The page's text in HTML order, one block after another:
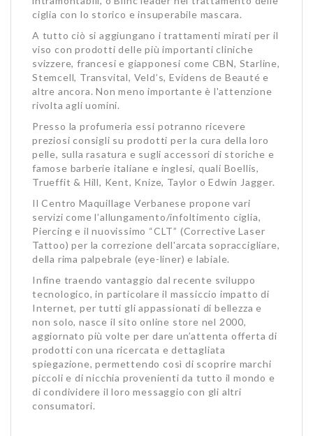
ciglia con lo storico e insuperabile mascara.
A tutto ciò si aggiungano i trattamenti mirati per il
viso con prodotti delle più importanti cliniche
svizzere, francesi e giapponesi come CBN, Starline,
Stemcell, Transvital, Veld’s, Evidens de Beauté e
altre ancora. Non meno importante è l'attenzione
rivolta agli uomini.
Presso la profumeria essi potranno ricevere
preziosi consigli su prodotti per la cura della loro
pelle, sulla rasatura e sugli accessori di storiche e
famose barberie italiane e inglesi, quali Boellis,
Trueffit & Hill, Kent, Knize, Taylor o Edwin Jagger.
Il Centro Maquillage Verbanese propone vari
servizi come l’allungamento/infoltimento ciglia,
Piercing e il nuovissimo “CLT” (Corrective Laser
Tattoo) per la correzione dell'arcata sopraccigliare,
della rima palpebrale (eye-liner) e labiale.
Infine traendo vantaggio dal recente sviluppo
tecnologico, in particolare il massiccio impatto di
Internet, per tutti gli appassionati di bellezza e
non solo, nasce il sito online store nel 2000,
aggiornato più volte per dare un’attenta offerta di
prodotti con una ricercata e dettagliata
spiegazione, permettendo così di scoprire marchi
piccoli e di nicchia provenienti da tutto il mondo e
di condividere il loro messaggio con gli altri
consumatori.